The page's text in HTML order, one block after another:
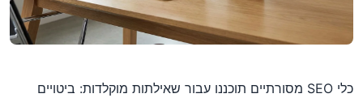
כלי SEO מסורתיים תוכננו עבור שאילתות מוקלדות: ביטויים